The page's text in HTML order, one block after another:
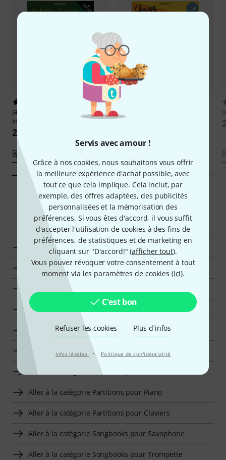
Servis avec amour !
Grâce à nos cookies, nous souhaitons vous offrir
la meilleure expérience d'achat possible, avec
tout ce que cela implique. Cela inclut, par
exemple, des offres adaptées, des publicités
personnalisées et la mémorisation des
préférences. Si vous êtes d'accord, il vous suffit
d'accepter l'utilisation de cookies à des fins de
préférences, de statistiques et de marketing en
cliquant sur "D'accord!" (afficher tout).
Vous pouvez révoquer votre consentement à tout
moment via les paramètres de cookies (ici).
C'est bon
Refuser les cookies Plus d´infos
Infos légales · Politique de confidentialité
Jamey Aebersold
Antonio Carlos
Jobim
20,80 €
Jamey Aebersold
Navigateur intelligent
Jamey Aebersold Jazz Play-Along en un clin d'oeil
Aller à la catégorie Jazz Play-Along
Aller à la catégorie Songbooks pour Trombone
Aller à la catégorie Partitions pour Violon
Aller à la catégorie Partitions pour Guitare Electrique
Aller à la catégorie Partitions pour Guitare Acoustique
Aller à la catégorie Partitions pour Basse
Aller à la catégorie Partitions pour Piano
Aller à la catégorie Partitions pour Claviers
Aller à la catégorie Songbooks pour Saxophone
Aller à la catégorie Songbooks pour Trompette